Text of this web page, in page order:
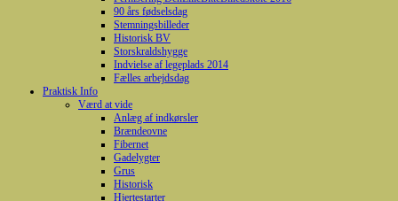
90 års fødselsdag
Stemningsbilleder
Historisk BV
Storskraldshygge
Indvielse af legeplads 2014
Fælles arbejdsdag
Praktisk Info
Værd at vide
Anlæg af indkørsler
Brændeovne
Fibernet
Gadelygter
Grus
Historisk
Hjertestarter